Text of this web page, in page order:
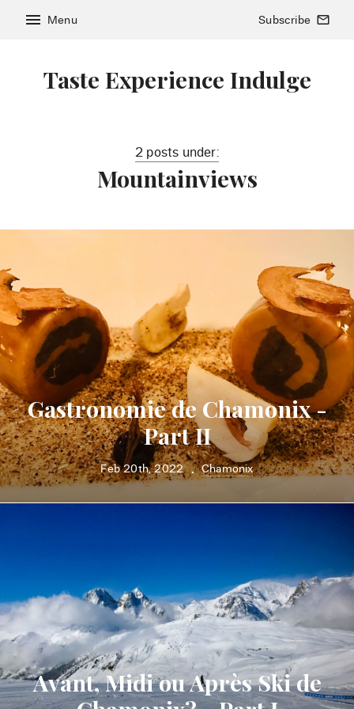
Taste Experience Indulge
menu Menu Subscribe mail_outline
2 posts under:
Mountainviews
Gastronomie de Chamonix -
Part II
Feb 20th, 2022 • Chamonix
Avant, Midi ou Après Ski de